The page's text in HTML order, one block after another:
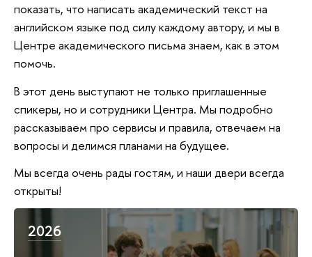
показать, что написать академический текст на
английском языке под силу каждому автору, и мы в
Центре академического письма знаем, как в этом
помочь.
В этот день выступают не только приглашенные
спикеры, но и сотрудники Центра. Мы подробно
рассказываем про сервисы и правила, отвечаем на
вопросы и делимся планами на будущее.
Мы всегда очень рады гостям, и наши двери всегда
открыты!
2026